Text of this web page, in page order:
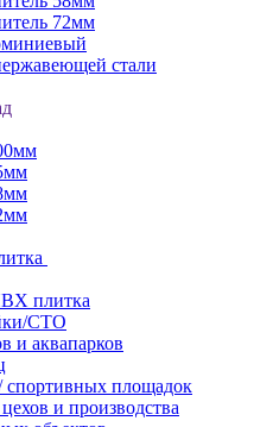
72мм
стали
плитка
СТО
и аквапарков
спортивных площадок
и производства